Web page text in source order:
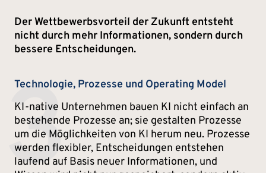
Der Wettbewerbsvorteil der Zukunft entsteht
nicht durch mehr Informationen, sondern durch
bessere Entscheidungen.
3
Technologie, Prozesse und Operating Model
KI-native Unternehmen bauen KI nicht einfach an
bestehende Prozesse an; sie gestalten Prozesse
um die Möglichkeiten von KI herum neu. Prozesse
werden flexibler, Entscheidungen entstehen
laufend auf Basis neuer Informationen, und